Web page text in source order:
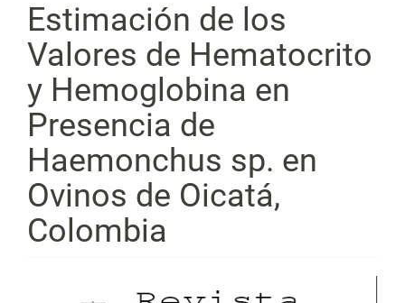
Estimación de los
Valores de Hematocrito
y Hemoglobina en
Presencia de
Haemonchus sp. en
Ovinos de Oicatá,
Colombia